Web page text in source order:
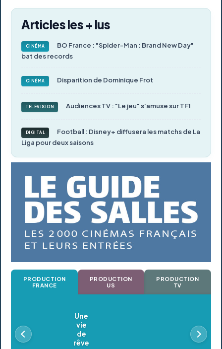
Articles les + lus
CINÉMA
BO France : "Spider-Man : Brand New Day"
bat des records
CINÉMA Disparition de Dominique Frot
TÉLÉVISION Audiences TV : "Le jeu" s'amuse sur TF1
DIGITAL
Football : Disney+ diffusera les matchs de La
Liga pour deux saisons
PRODUCTION
FRANCE
PRODUCTION
US
PRODUCTION
TV
Oldeupe
En postproduction